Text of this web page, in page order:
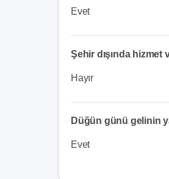
Evet
Şehir dışında hizmet
Hayır
Düğün günü gelinin
Evet